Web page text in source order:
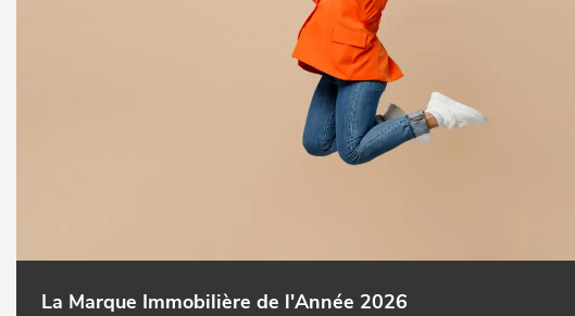
La Marque Immobilière de l'Année 2026